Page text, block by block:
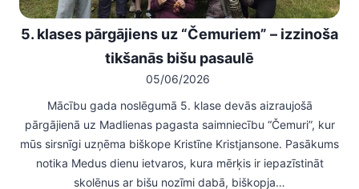
5. klases pārgājiens uz “Čemuriem” – izzinoša
tikšanās bišu pasaulē
05/06/2026
Mācību gada noslēgumā 5. klase devās aizraujošā
pārgājienā uz Madlienas pagasta saimniecību “Čemuri”, kur
mūs sirsnīgi uzņēma biškope Kristīne Kristjansone. Pasākums
notika Medus dienu ietvaros, kura mērķis ir iepazīstināt
skolēnus ar bišu nozīmi dabā, biškopja…